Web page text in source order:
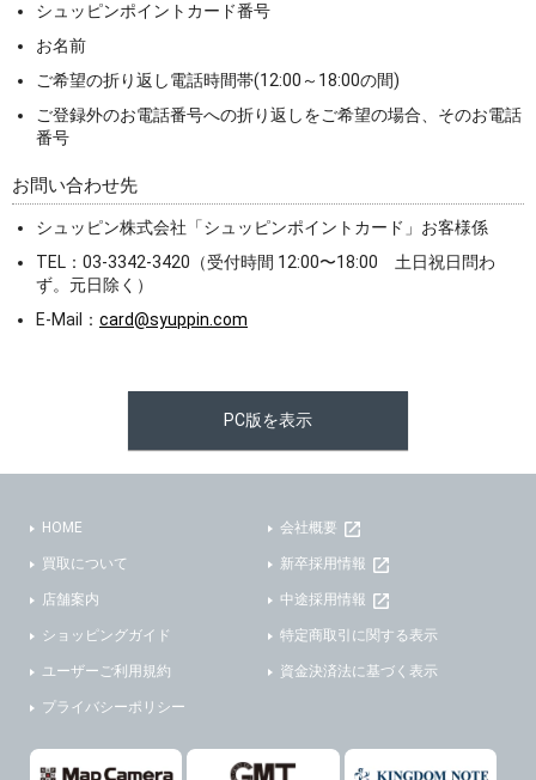
シュッピンポイントカード番号
お名前
ご希望の折り返し電話時間帯(12:00～18:00の間)
ご登録外のお電話番号への折り返しをご希望の場合、そのお電話
番号
お問い合わせ先
シュッピン株式会社「シュッピンポイントカード」お客様係
TEL：03-3342-3420（受付時間 12:00〜18:00 土日祝日問わ
ず。元日除く）
E-Mail： card@syuppin.com
PC版を表示
HOME
買取について
店舗案内
ショッピングガイド
ユーザーご利用規約
プライバシーポリシー
会社概要
新卒採用情報
中途採用情報
特定商取引に関する表示
資金決済法に基づく表示